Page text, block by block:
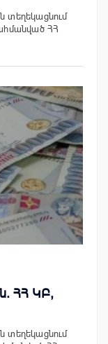
տեղեկացնում
ՀՀ
ՀՀ ԿԲ,
տեղեկացնում